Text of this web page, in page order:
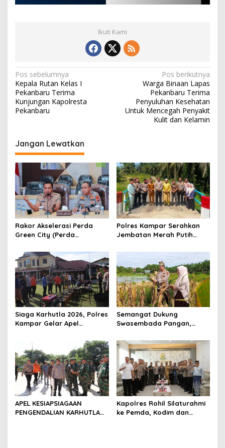
Ikuti Kami
N
a
v
i
a
s
i
p
o
s
Pos sebelumnya
Kepala Rutan Kelas I
Pekanbaru Terima
Kunjungan Kapolresta
Pekanbaru
Pos berikutnya
Warga Binaan Lapas
Pekanbaru Terima
Penyuluhan Kesehatan
Untuk Mencegah Penyakit
Kulit dan Kelamin
Jangan Lewatkan
Rakor Akselerasi Perda
Green City (Perda
Pekanbaru Bersama Dinas
Lingkungan Hidup Kota
Pekanbaru dan Tim Pakar
Polres Kampar Serahkan
Jembatan Merah Putih
Warga Pulau Jambu Kuok
Siaga Karhutla 2026, Polres
Kampar Gelar Apel
Terkait
Semangat Dukung
Swasembada Pangan,
Langsung Panen Jagung di
Sendayan
APEL KESIAPSIAGAAN
PENGENDALIAN KARHUTLA
Kapolres Rohil Silaturahmi
ke Pemda, Kodim dan